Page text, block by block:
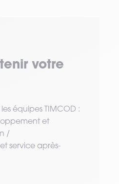
votre
équipes TIMCOD :
et
/
service après-